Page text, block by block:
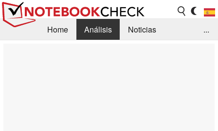
Home Análisis
Noticias
...